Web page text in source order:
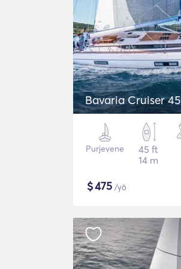
Bavaria Cruiser 45
Purjevene
45 ft
14 m
$475 /yö